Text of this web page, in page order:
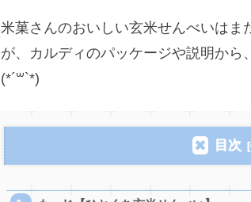
菓さんのおいしい玄米せんべいは
、カルディのパッケージや説明か
目次